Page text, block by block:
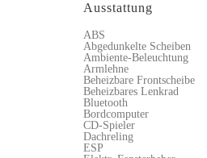
Ausstattung
ABS
Abgedunkelte Scheiben
Ambiente-Beleuchtung
Armlehne
Beheizbare Frontscheibe
Beheizbares Lenkrad
Bluetooth
Bordcomputer
CD-Spieler
Dachreling
ESP